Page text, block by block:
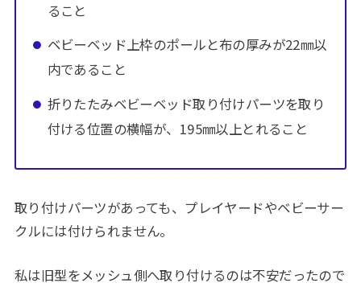
ること
ベビーベッド上枠のポールと布の厚みが22㎜以
内であること
折りたたみベビーベッド取り付けパーツを取り
付ける位置の横幅が、195㎜以上とれること
取り付けパーツがあっても、プレイヤードやベビーサー
クルには付けられません。
私は旧型をメッシュ側へ取り付けるのは不安だったので